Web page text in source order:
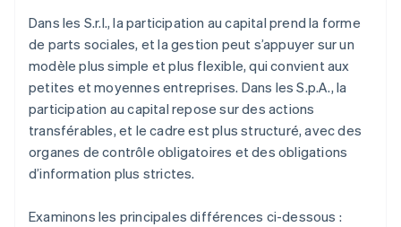
Dans les S.r.l., la participation au capital prend la forme
de parts sociales, et la gestion peut s’appuyer sur un
modèle plus simple et plus flexible, qui convient aux
petites et moyennes entreprises. Dans les S.p.A., la
participation au capital repose sur des actions
transférables, et le cadre est plus structuré, avec des
organes de contrôle obligatoires et des obligations
d’information plus strictes.
Examinons les principales différences ci-dessous :